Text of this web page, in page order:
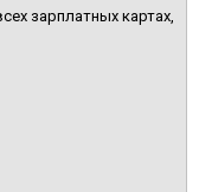
зарплатных картах,